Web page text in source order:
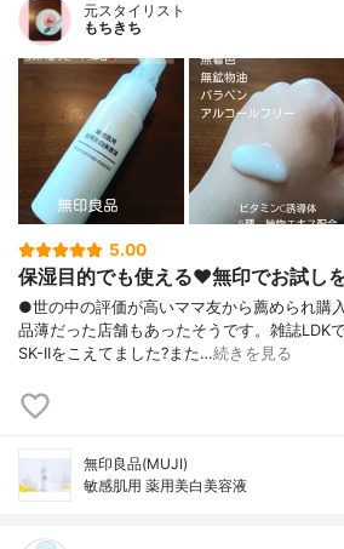
元スタイリスト
もちきち
5.00
保湿目的でも使える♥️無印でお試し
●世の中の評価が高いママ友から薦められ購
品薄だった店舗もあったそうです。雑誌LDK
SK-IIをこえてました?また…続きを見る
無印良品(MUJI)
敏感肌用 薬用美白美容液